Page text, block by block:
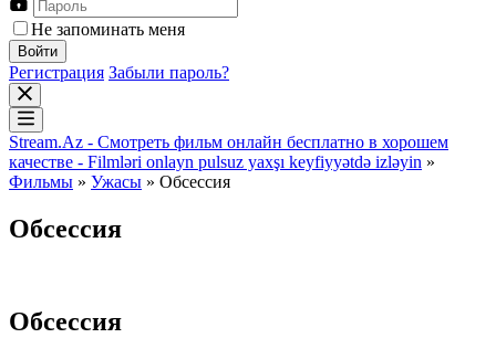
Не запоминать меня
Войти
Регистрация Забыли пароль?
Stream.Az - Смотреть фильм онлайн бесплатно в хорошем
качестве - Filmləri onlayn pulsuz yaxşı keyfiyyətdə izləyin »
Фильмы » Ужасы » Обсессия
Обсессия
Обсессия